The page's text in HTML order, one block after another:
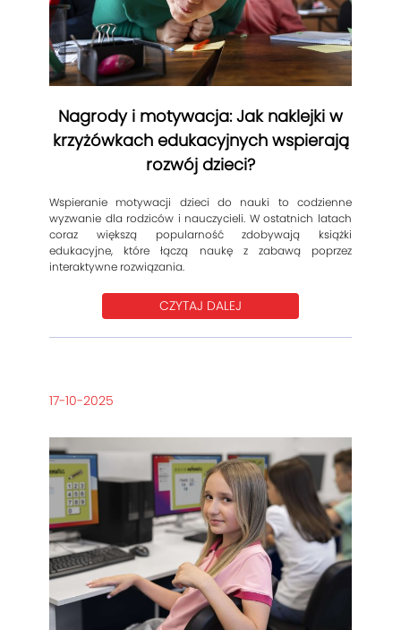
Nagrody i motywacja: Jak naklejki w
krzyżówkach edukacyjnych wspierają
rozwój dzieci?
Wspieranie motywacji dzieci do nauki to codzienne
wyzwanie dla rodziców i nauczycieli. W ostatnich latach
coraz większą popularność zdobywają książki
edukacyjne, które łączą naukę z zabawą poprzez
interaktywne rozwiązania.
CZYTAJ DALEJ
17-10-2025